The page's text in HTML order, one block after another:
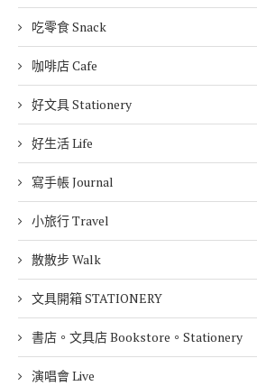
吃零食 Snack
咖啡店 Cafe
好文具 Stationery
好生活 Life
寫手帳 Journal
小旅行 Travel
散散步 Walk
文具開箱 STATIONERY
書店。文具店 Bookstore。Stationery
演唱會 Live